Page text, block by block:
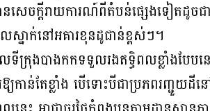
សេចក្តីរាយការណ៍ពីតំបន់ផ្សេងទៀតដូច
លស្នាក់នៅអគារខុនដូជាន់ខ្ពស់ៗ។
រុងបាងកកទទួលរងឥទ្ធិពលខ្លាំងបែប
យកាន់តែខ្លាំង បើទោះបីជាប្រភពរញ្ជួយ